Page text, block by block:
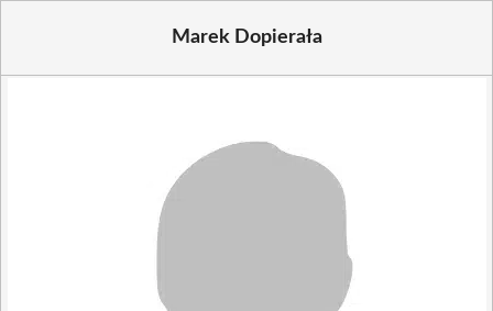
Marek Dopierała